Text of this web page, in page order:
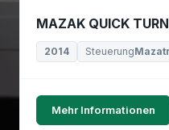
MAZAK QUICK
2014 Steuerung
Mehr Informationen